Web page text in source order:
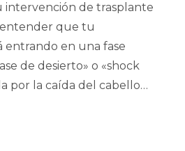
intervención de trasplante
entender que tu
entrando en una fase
de desierto» o «shock
por la caída del cabello…